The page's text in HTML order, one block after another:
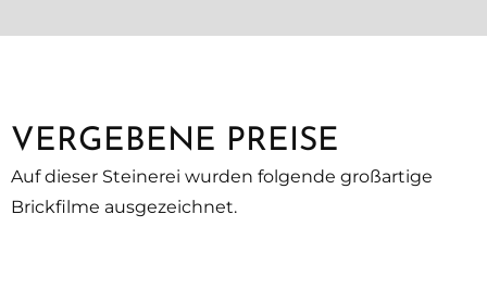
VERGEBENE PREISE
Auf dieser Steinerei wurden folgende großartige
Brickfilme ausgezeichnet.